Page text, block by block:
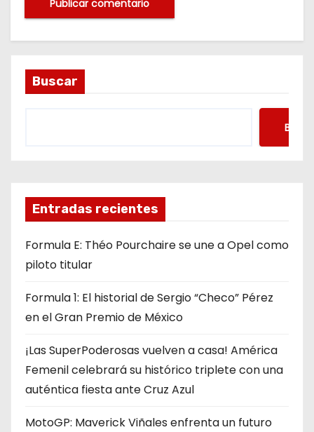
Buscar
Entradas recientes
Formula E: Théo Pourchaire se une a Opel como
piloto titular
Formula 1: El historial de Sergio “Checo” Pérez
en el Gran Premio de México
¡Las SuperPoderosas vuelven a casa! América
Femenil celebrará su histórico triplete con una
auténtica fiesta ante Cruz Azul
MotoGP: Maverick Viñales enfrenta un futuro